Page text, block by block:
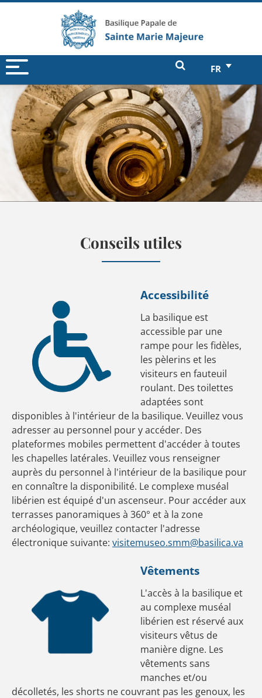
FR
Conseils utiles
Accessibilité
La basilique est
accessible par une
rampe pour les fidèles,
les pèlerins et les
visiteurs en fauteuil
roulant. Des toilettes
adaptées sont
disponibles à l'intérieur de la basilique. Veuillez vous
adresser au personnel pour y accéder. Des
plateformes mobiles permettent d'accéder à toutes
les chapelles latérales. Veuillez vous renseigner
auprès du personnel à l'intérieur de la basilique pour
en connaître la disponibilité. Le complexe muséal
libérien est équipé d'un ascenseur. Pour accéder aux
terrasses panoramiques à 360° et à la zone
archéologique, veuillez contacter l'adresse
électronique suivante: visitemuseo.smm@basilica.va
Vêtements
L'accès à la basilique et
au complexe muséal
libérien est réservé aux
visiteurs vêtus de
manière digne. Les
vêtements sans
manches et/ou
décolletés, les shorts ne couvrant pas les genoux, les